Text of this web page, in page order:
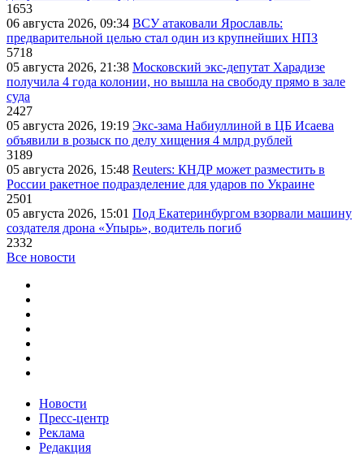
1653
06 августа 2026, 09:34 ВСУ атаковали Ярославль:
предварительной целью стал один из крупнейших НПЗ
5718
05 августа 2026, 21:38 Московский экс-депутат Харадизе
получила 4 года колонии, но вышла на свободу прямо в зале
суда
2427
05 августа 2026, 19:19 Экс-зама Набиуллиной в ЦБ Исаева
объявили в розыск по делу хищения 4 млрд рублей
3189
05 августа 2026, 15:48 Reuters: КНДР может разместить в
России ракетное подразделение для ударов по Украине
2501
05 августа 2026, 15:01 Под Екатеринбургом взорвали машину
создателя дрона «Упырь», водитель погиб
2332
Все новости
Новости
Пресс-центр
Реклама
Редакция